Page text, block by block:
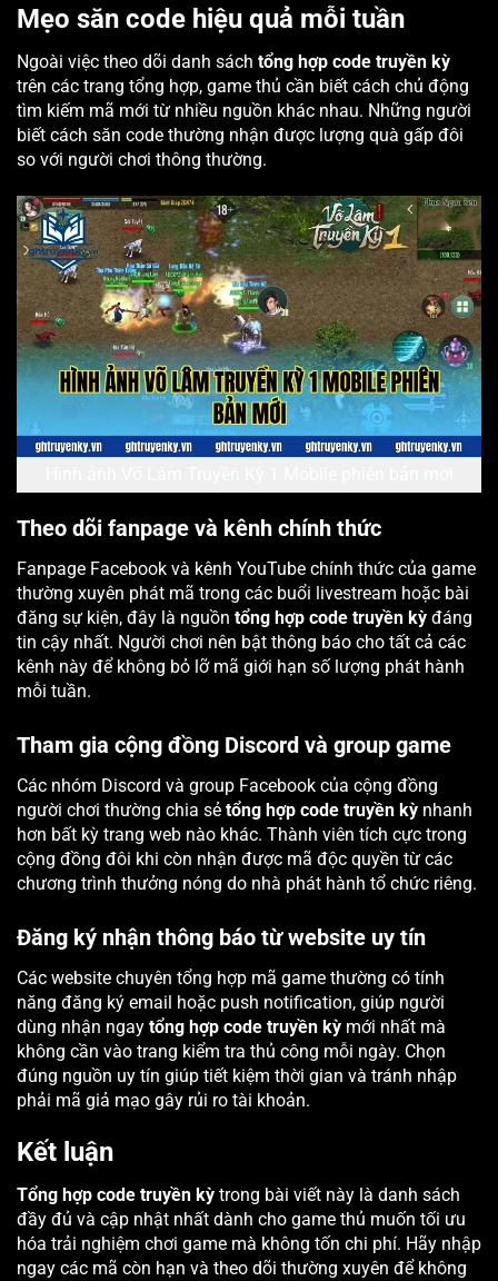
Mẹo săn code hiệu quả mỗi tuần
Ngoài việc theo dõi danh sách tổng hợp code truyền kỳ
trên các trang tổng hợp, game thủ cần biết cách chủ động
tìm kiếm mã mới từ nhiều nguồn khác nhau. Những người
biết cách săn code thường nhận được lượng quà gấp đôi
so với người chơi thông thường.
Theo dõi fanpage và kênh chính thức
Fanpage Facebook và kênh YouTube chính thức của game
thường xuyên phát mã trong các buổi livestream hoặc bài
đăng sự kiện, đây là nguồn tổng hợp code truyền kỳ đáng
tin cậy nhất. Người chơi nên bật thông báo cho tất cả các
kênh này để không bỏ lỡ mã giới hạn số lượng phát hành
mỗi tuần.
Tham gia cộng đồng Discord và group game
Các nhóm Discord và group Facebook của cộng đồng
người chơi thường chia sẻ tổng hợp code truyền kỳ nhanh
hơn bất kỳ trang web nào khác. Thành viên tích cực trong
cộng đồng đôi khi còn nhận được mã độc quyền từ các
chương trình thưởng nóng do nhà phát hành tổ chức riêng.
Đăng ký nhận thông báo từ website uy tín
Các website chuyên tổng hợp mã game thường có tính
năng đăng ký email hoặc push notification, giúp người
dùng nhận ngay tổng hợp code truyền kỳ mới nhất mà
không cần vào trang kiểm tra thủ công mỗi ngày. Chọn
đúng nguồn uy tín giúp tiết kiệm thời gian và tránh nhập
phải mã giả mạo gây rủi ro tài khoản.
Kết luận
Tổng hợp code truyền kỳ trong bài viết này là danh sách
đầy đủ và cập nhật nhất dành cho game thủ muốn tối ưu
hóa trải nghiệm chơi game mà không tốn chi phí. Hãy nhập
ngay các mã còn hạn và theo dõi thường xuyên để không